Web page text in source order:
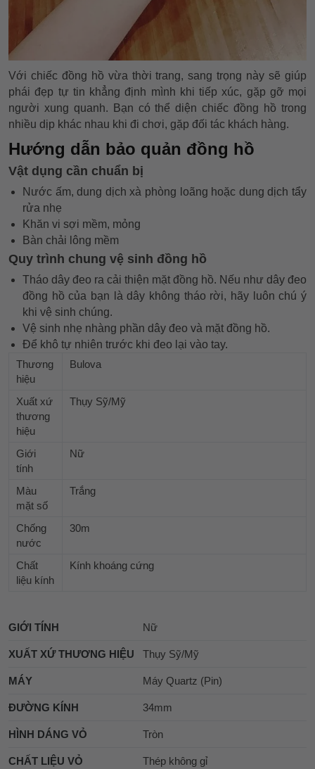
Với chiếc đồng hồ vừa thời trang, sang trọng này sẽ giúp
phái đẹp tự tin khẳng định mình khi tiếp xúc, gặp gỡ mọi
người xung quanh. Bạn có thể diện chiếc đồng hồ trong
nhiều dịp khác nhau khi đi chơi, gặp đối tác khách hàng.
Hướng dẫn bảo quản đồng hồ
Vật dụng cần chuẩn bị
Nước ấm, dung dịch xà phòng loãng hoặc dung dịch tẩy
rửa nhẹ
Khăn vi sợi mềm, mỏng
Bàn chải lông mềm
Quy trình chung vệ sinh đồng hồ
Tháo dây đeo ra cải thiện mặt đồng hồ. Nếu như dây đeo
đồng hồ của bạn là dây không tháo rời, hãy luôn chú ý
khi vệ sinh chúng.
Vệ sinh nhẹ nhàng phần dây đeo và mặt đồng hồ.
Để khô tự nhiên trước khi đeo lại vào tay.
Thương
hiệu
Bulova
Xuất xứ
thương
hiệu
Thụy Sỹ/Mỹ
Giới
tính
Nữ
Màu
mặt số
Trắng
Chống
nước
30m
Chất
liệu kính
Kính khoáng cứng
GIỚI TÍNH Nữ
XUẤT XỨ THƯƠNG HIỆU Thụy Sỹ/Mỹ
MÁY Máy Quartz (Pin)
ĐƯỜNG KÍNH 34mm
HÌNH DÁNG VỎ Tròn
CHẤT LIỆU VỎ Thép không gỉ